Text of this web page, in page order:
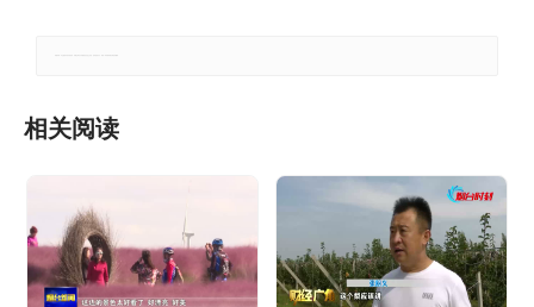
相关阅读